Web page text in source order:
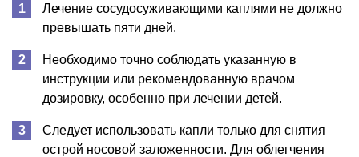
Лечение сосудосуживающими каплями не должно
превышать пяти дней.
Необходимо точно соблюдать указанную в
инструкции или рекомендованную врачом
дозировку, особенно при лечении детей.
Следует использовать капли только для снятия
острой носовой заложенности. Для облегчения